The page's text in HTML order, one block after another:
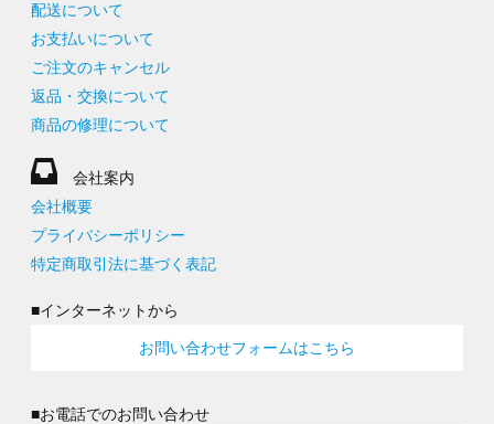
配送について
お支払いについて
ご注文のキャンセル
返品・交換について
商品の修理について
会社案内
会社概要
プライバシーポリシー
特定商取引法に基づく表記
■インターネットから
お問い合わせフォームはこちら
■お電話でのお問い合わせ